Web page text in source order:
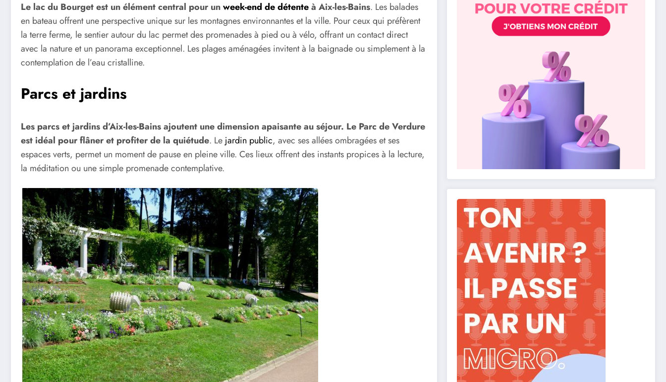
Le lac du Bourget est un élément central pour unweek-end de détenteà Aix-les-Bains. Les balades
en bateau offrent une perspective unique sur les montagnes environnantes et la ville. Pour ceux qui préfèrent
la terre ferme, le sentier autour du lac permet des promenades à pied ou à vélo, offrant un contact direct
avec la nature et un panorama exceptionnel. Les plages aménagées invitent à la baignade ou simplement à la
contemplation de l’eau cristalline.
Parcs et jardins
Les parcs et jardins d’Aix-les-Bains ajoutent une dimension apaisante au séjour. Le Parc de Verdure
est idéal pour flâner et profiter de la quiétude. Le jardin public, avec ses allées ombragées et ses
espaces verts, permet un moment de pause en pleine ville. Ces lieux offrent des instants propices à la lecture,
la méditation ou une simple promenade contemplative.